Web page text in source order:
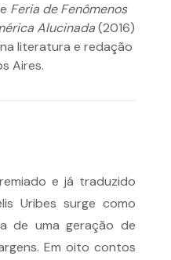
Feria de Fenômenos
Alucinada(2016)
literatura e redação
Aires.
e já traduzido
Uribes surge como
de uma geração de
Em oito contos